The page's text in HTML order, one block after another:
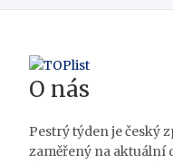
O nás
Pestrý týden je český
zaměřený na aktuální